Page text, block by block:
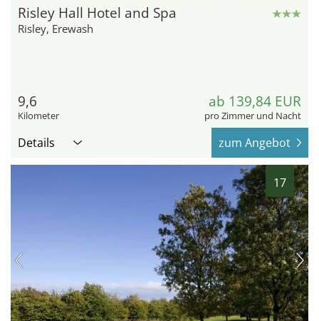
Risley Hall Hotel and Spa
Risley, Erewash
9,6
Kilometer
ab 139,84 EUR
pro Zimmer und Nacht
Details zum Angebot
17